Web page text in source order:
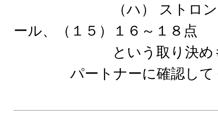
（ハ） ストロング １
ール、（１５）１６～１８点
という取り決めも
パートナーに確認して